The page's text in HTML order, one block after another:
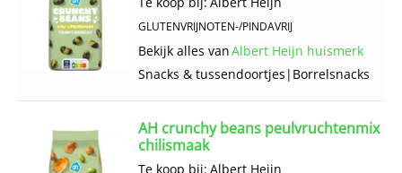
GLUTENVRIJNOTEN-/PINDAVRIJ
Bekijk alles vanAlbert Heijn huismerk
Snacks & tussendoortjes | Borrelsnacks
AH crunchy beans peulvruchtenmix
chilismaak
Te koop bij: Albert Heijn